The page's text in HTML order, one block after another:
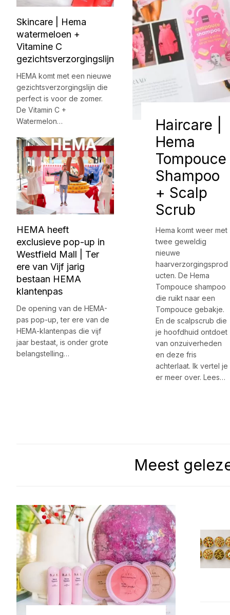
Skincare | Hema
watermeloen +
Vitamine C
gezichtsverzorgingslijn
HEMA komt met een nieuwe
gezichtsverzorgingslijn die
perfect is voor de zomer.
De Vitamin C +
Watermelon…
HEMA heeft
exclusieve pop-up in
Westfield Mall | Ter
ere van Vijf jarig
bestaan HEMA
klantenpas
De opening van de HEMA-
pas pop-up, ter ere van de
HEMA-klantenpas die vijf
jaar bestaat, is onder grote
belangstelling…
Haircare |
Hema
Tompouce
Shampoo
+ Scalp
Scrub
Hema komt weer met
twee geweldig
nieuwe
haarverzorgingsprod
ucten. De Hema
Tompouce shampoo
die ruikt naar een
Tompouce gebakje.
En de scalpscrub die
je hoofdhuid ontdoet
van onzuiverheden
en deze fris
achterlaat. Ik vertel je
er meer over. Lees…
Meest